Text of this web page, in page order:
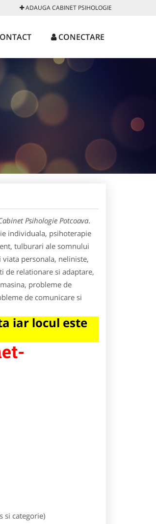
ADAUGA CABINET PSIHOLOGIE
CONECTARE
Psihologie Potcoava.
individuala, psihoterapie
tulburari ale somnului
personala, neliniste,
de relationare si adaptare,
probleme de
de comunicare si
iar locul este
si categorie)